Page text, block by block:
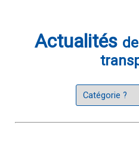
Actualités